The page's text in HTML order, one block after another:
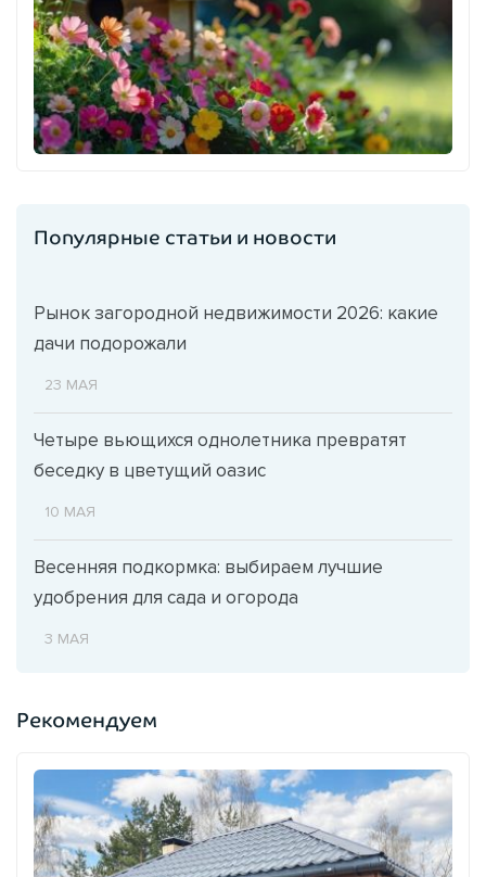
Популярные статьи и новости
Рынок загородной недвижимости 2026: какие
дачи подорожали
23 МАЯ
Четыре вьющихся однолетника превратят
беседку в цветущий оазис
10 МАЯ
Весенняя подкормка: выбираем лучшие
удобрения для сада и огорода
3 МАЯ
Рекомендуем